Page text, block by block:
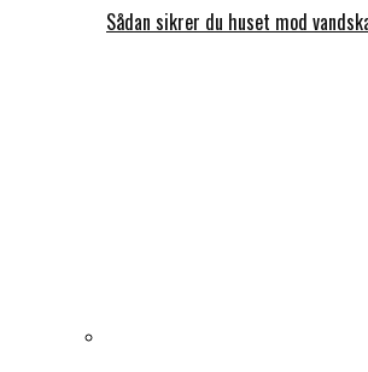
Sådan sikrer du huset mod